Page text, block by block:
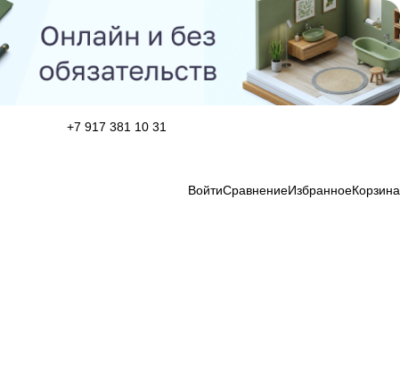
+7 917 381 10 31
ВойтиСравнениеИзбранноеКорзина